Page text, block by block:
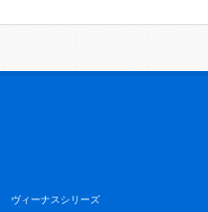
ヴィーナスシリーズ